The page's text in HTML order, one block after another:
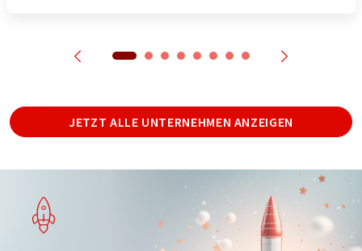
JETZT ALLE UNTERNEHMEN ANZEIGEN